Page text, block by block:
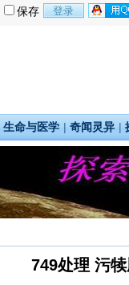
保存
生命与医学 | 奇闻灵异 |
749处理 污